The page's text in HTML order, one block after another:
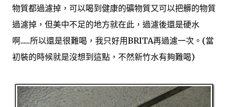
物質都過濾掉，可以喝到健康的礦物質又可以把髒的物質
過濾掉，但美中不足的地方就在此，過濾後還是硬水
啊......所以還是很難喝，我只好用BRITA再過濾一次。(當
初裝的時候就是沒想到這點，不然新竹水有夠難喝)